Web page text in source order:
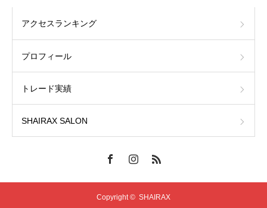
アクセスランキング
プロフィール
トレード実績
SHAIRAX SALON
Copyright © SHAIRAX